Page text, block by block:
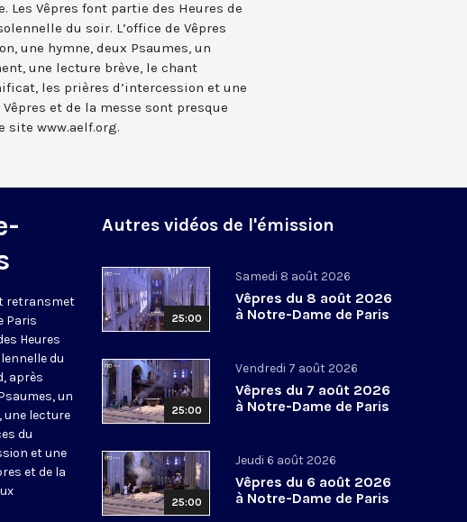
Les Vêpres font partie des Heures de
du soir. L’office de Vêpres
une hymne, deux Psaumes, un
une lecture brève, le chant
les prières d’intercession et une
et de la messe sont presque
site www.aelf.org.
retransmet
Paris
Heures
du
après
un
une lecture
du
et une
et de la
Autres vidéos de l'émission
25:00
Samedi 8 août 2026
Vêpres du 8 août 2026
à Notre-Dame de Paris
25:00
Vendredi 7 août 2026
Vêpres du 7 août 2026
à Notre-Dame de Paris
25:00
Jeudi 6 août 2026
Vêpres du 6 août 2026
à Notre-Dame de Paris